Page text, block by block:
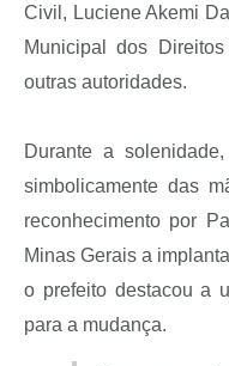
Civil, Luciene Akemi
Municipal dos
outras autoridades.
Durante a
simbolicamente das
reconhecimento por
Minas Gerais a
o prefeito destacou a
para a mudança.